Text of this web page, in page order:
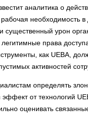
аналитика о
необходимость
существенный урон
права
как UEBA,
активностей
определять
от технологий
оценивать